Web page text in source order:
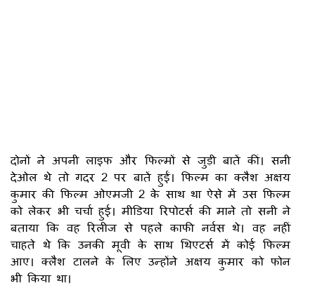
दोनों ने अपनी लाइफ और फिल्मों से जुड़ी बातें कीं। सनी
देओल थे तो गदर 2 पर बातें हुईं। फिल्म का क्लैश अक्षय
कुमार की फिल्म ओएमजी 2 के साथ था ऐसे में उस फिल्म
को लेकर भी चर्चा हुई। मीडिया रिपोटर्स की माने तो सनी ने
बताया कि वह रिलीज से पहले काफी नर्वस थे। वह नहीं
चाहते थे कि उनकी मूवी के साथ थिएटर्स में कोई फिल्म
आए। क्लैश टालने के लिए उन्होंने अक्षय कुमार को फोन
भी किया था।